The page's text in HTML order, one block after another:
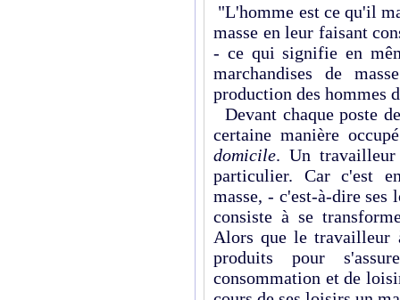
"L'homme est ce qu'il
masse en leur faisant
- ce qui signifie en
marchandises de
production des hommes
Devant chaque poste
certaine manière
domicile. Un
particulier. Car c'est
masse, - c'est-à-dire
consiste à se
Alors que le travailleur
produits pour
consommation et de